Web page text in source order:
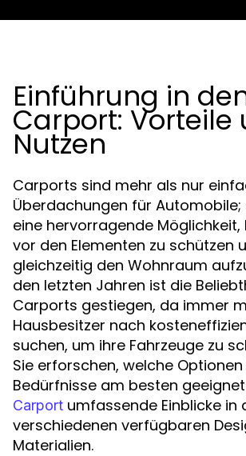
Einführung in
Carport: Vorteile
Nutzen
Carports sind mehr als nur
Überdachungen für Automobile;
eine hervorragende Möglichkeit,
vor den Elementen zu schützen
gleichzeitig den Wohnraum
den letzten Jahren ist die
Carports gestiegen, da immer
Hausbesitzer nach
suchen, um ihre Fahrzeuge zu
Sie erforschen, welche
Bedürfnisse am besten
Carport umfassende Einblicke in
verschiedenen verfügbaren
Materialien.